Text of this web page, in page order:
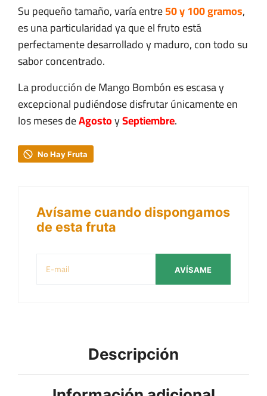
Su pequeño tamaño, varía entre50 y 100 gramos,
es una particularidad ya que el fruto está
perfectamente desarrollado y maduro, con todo su
sabor concentrado.
La producción de Mango Bombón es escasa y
excepcional pudiéndose disfrutar únicamente en
los meses deAgostoySeptiembre.
No Hay Fruta
Avísame cuando dispongamos
de esta fruta
AVÍSAME
Descripción